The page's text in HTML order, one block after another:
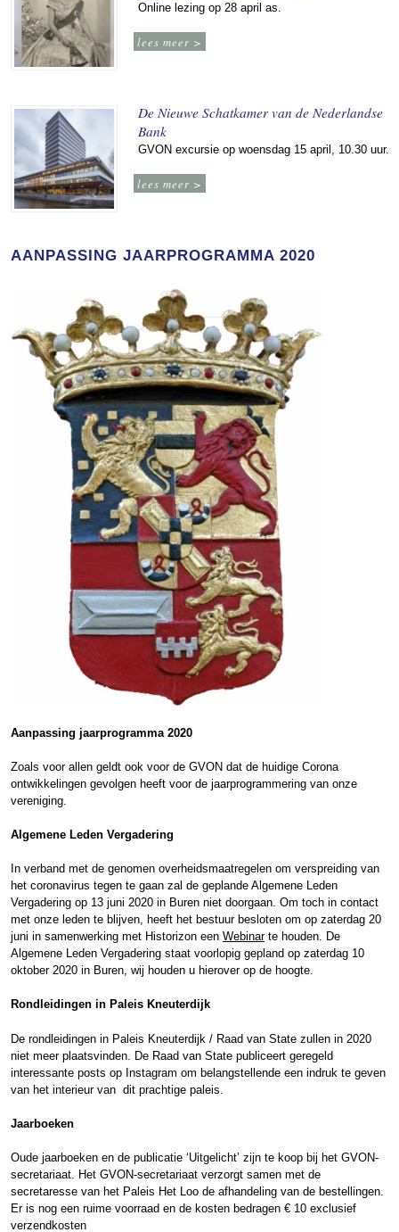
Online lezing op 28 april as.
lees meer >
De Nieuwe Schatkamer van de Nederlandse
Bank
GVON excursie op woensdag 15 april, 10.30 uur.
lees meer >
AANPASSING JAARPROGRAMMA 2020
Aanpassing jaarprogramma 2020
Zoals voor allen geldt ook voor de GVON dat de huidige Corona
ontwikkelingen gevolgen heeft voor de jaarprogrammering van onze
vereniging.
Algemene Leden Vergadering
In verband met de genomen overheidsmaatregelen om verspreiding van
het coronavirus tegen te gaan zal de geplande Algemene Leden
Vergadering op 13 juni 2020 in Buren niet doorgaan. Om toch in contact
met onze leden te blijven, heeft het bestuur besloten om op zaterdag 20
juni in samenwerking met Historizon een Webinarte houden. De
Algemene Leden Vergadering staat voorlopig gepland op zaterdag 10
oktober 2020 in Buren, wij houden u hierover op de hoogte.
Rondleidingen in Paleis Kneuterdijk
De rondleidingen in Paleis Kneuterdijk / Raad van State zullen in 2020
niet meer plaatsvinden. De Raad van State publiceert geregeld
interessante posts op Instagram om belangstellende een indruk te geven
van het interieur van dit prachtige paleis.
Jaarboeken
Oude jaarboeken en de publicatie ‘Uitgelicht’ zijn te koop bij het GVON-
secretariaat. Het GVON-secretariaat verzorgt samen met de
secretaresse van het Paleis Het Loo de afhandeling van de bestellingen.
Er is nog een ruime voorraad en de kosten bedragen € 10 exclusief
verzendkosten